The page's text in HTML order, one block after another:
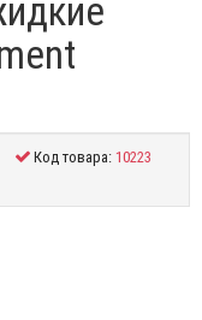
Код товара:10223